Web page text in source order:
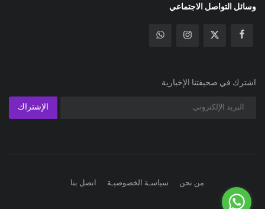
وسائل التواصل الاجتماعي
اشترك في صحيفتنا الإخبارية
الإشتراك
من نحن سياسـة الخصوصيـة اتصل بنا